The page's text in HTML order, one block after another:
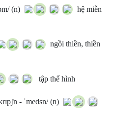
(n)
hệ miễn
ngồi thiền, thiền
tập thể hình
- ˈmedsn/ (n)